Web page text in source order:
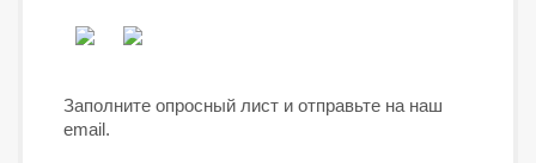
Заполните опросный лист и отправьте на наш
email.